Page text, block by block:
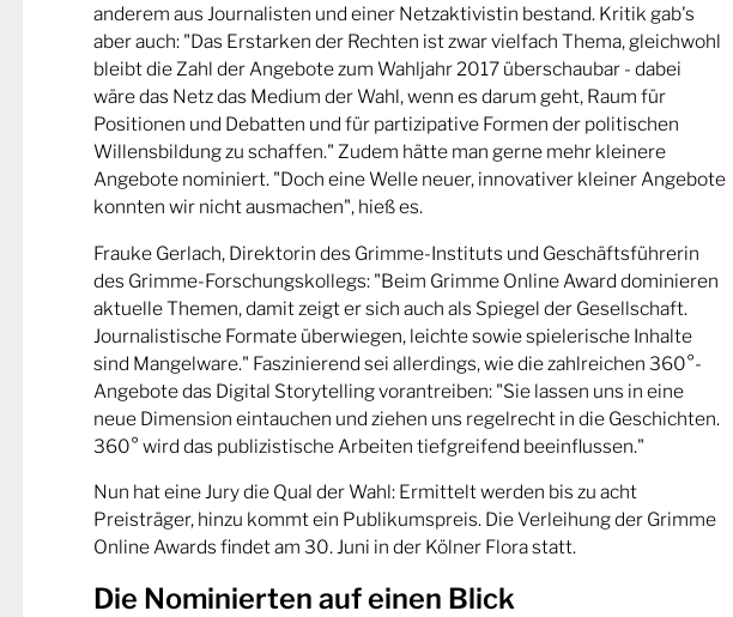
anderem aus Journalisten und einer Netzaktivistin bestand. Kritik gab's
aber auch: "Das Erstarken der Rechten ist zwar vielfach Thema, gleichwohl
bleibt die Zahl der Angebote zum Wahljahr 2017 überschaubar - dabei
wäre das Netz das Medium der Wahl, wenn es darum geht, Raum für
Positionen und Debatten und für partizipative Formen der politischen
Willensbildung zu schaffen." Zudem hätte man gerne mehr kleinere
Angebote nominiert. "Doch eine Welle neuer, innovativer kleiner Angebote
konnten wir nicht ausmachen", hieß es.
Frauke Gerlach, Direktorin des Grimme-Instituts und Geschäftsführerin
des Grimme-Forschungskollegs: "Beim Grimme Online Award dominieren
aktuelle Themen, damit zeigt er sich auch als Spiegel der Gesellschaft.
Journalistische Formate überwiegen, leichte sowie spielerische Inhalte
sind Mangelware." Faszinierend sei allerdings, wie die zahlreichen 360°-
Angebote das Digital Storytelling vorantreiben: "Sie lassen uns in eine
neue Dimension eintauchen und ziehen uns regelrecht in die Geschichten.
360° wird das publizistische Arbeiten tiefgreifend beeinflussen."
Nun hat eine Jury die Qual der Wahl: Ermittelt werden bis zu acht
Preisträger, hinzu kommt ein Publikumspreis. Die Verleihung der Grimme
Online Awards findet am 30. Juni in der Kölner Flora statt.
Die Nominierten auf einen Blick